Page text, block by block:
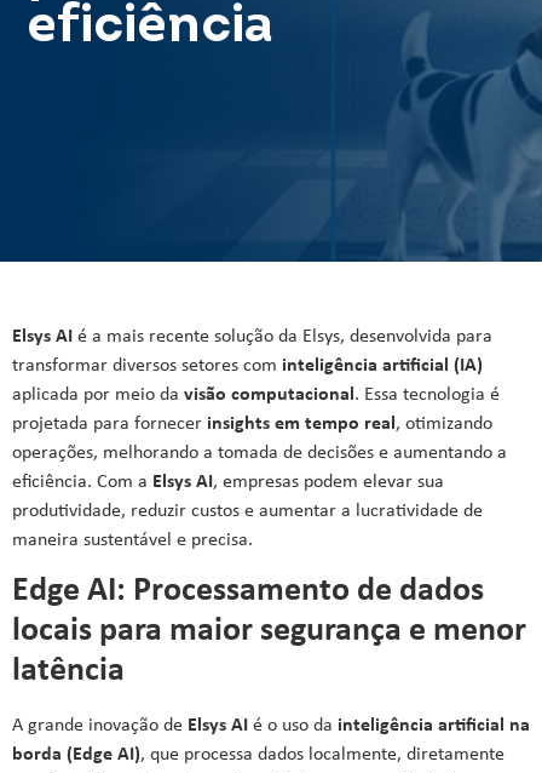
eficiência
Elsys AI é a mais recente solução da Elsys, desenvolvida para
transformar diversos setores com inteligência artificial (IA)
aplicada por meio da visão computacional . Essa tecnologia é
projetada para fornecer insights em tempo real , otimizando
operações, melhorando a tomada de decisões e aumentando a
eficiência. Com a Elsys AI , empresas podem elevar sua
produtividade, reduzir custos e aumentar a lucratividade de
maneira sustentável e precisa.
Edge AI: Processamento de dados
locais para maior segurança e menor
latência
A grande inovação de Elsys AI é o uso da inteligência artificial na
borda (Edge AI), que processa dados localmente, diretamente